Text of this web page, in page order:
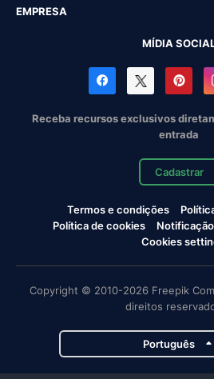
EMPRESA
MÍDIA
Receba recursos exclusivos
entrada
Cadastrar
Termos e condições
Política de cookies
Cookies
Copyright © 2010-2026 Freepik
direitos
Português